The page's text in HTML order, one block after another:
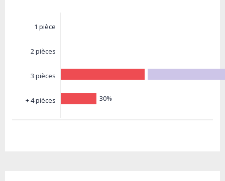
1 pièce
2 pièces
3 pièces
+ 4 pièces 30%